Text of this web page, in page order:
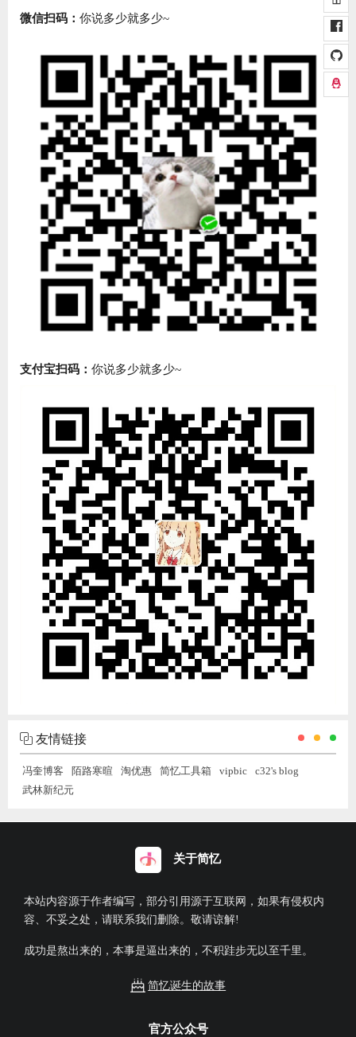
微信扫码： 你说多少就多少~
支付宝扫码： 你说多少就多少~
友情链接
冯奎博客 陌路寒暄 淘优惠 简忆工具箱 vipbic
c32's blog
武林新纪元
关于简忆
本站内容源于作者编写，部分引用源于互联网，如果有侵权内
容、不妥之处，请联系我们删除。敬请谅解!
成功是熬出来的，本事是逼出来的，不积跬步无以至千里。
简忆诞生的故事
官方公众号